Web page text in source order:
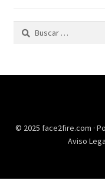
Buscar:
© 2025 face2fire.com ·
Aviso